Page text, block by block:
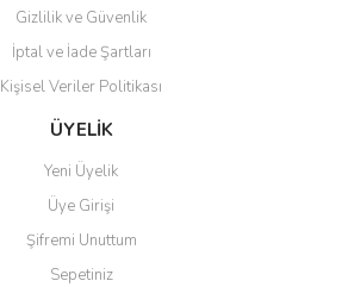
Gizlilik ve Güvenlik
İptal ve İade Şartları
Kişisel Veriler Politikası
ÜYELİK
Yeni Üyelik
Üye Girişi
Şifremi Unuttum
Sepetiniz